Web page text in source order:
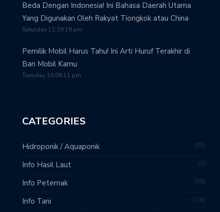
Beda Dengan Indonesia! Ini Bahasa Daerah Utama
Yang Digunakan Oleh Rakyat Tiongkok atau China
Saturday 12:39:19 pm
Pemilik Mobil Harus Tahu! Ini Arti Huruf Terakhir di
Ban Mobil Kamu
Tuesday 10:08:11 pm
CATEGORIES
Hidroponik / Aquaponik 85
Info Hasil Laut 2
Info Peternak 30
Info Tani 178